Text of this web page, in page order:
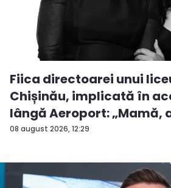
08 august 2026, 12:29
Fiica directoarei unui
Chișinău, implicată în
lângă Aeroport: „Mamă,
ac...